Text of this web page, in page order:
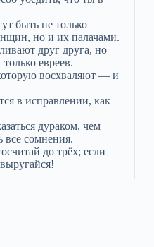
быть не только
но и их палачами.
друг друга, но
евреев.
восхваляют — и
в исправлении, как
дураком, чем
все сомнения.
до трёх; если